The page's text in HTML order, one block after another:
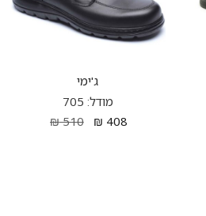
ג'ימי
מודל: 705
₪ 408
₪510